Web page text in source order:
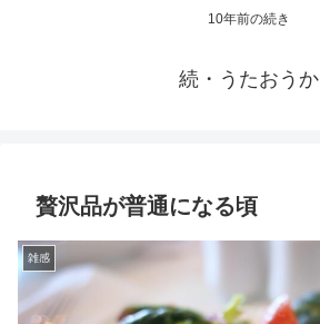
10年前の続き
続・うたおうか
贅沢品が普通になる頃
雑感